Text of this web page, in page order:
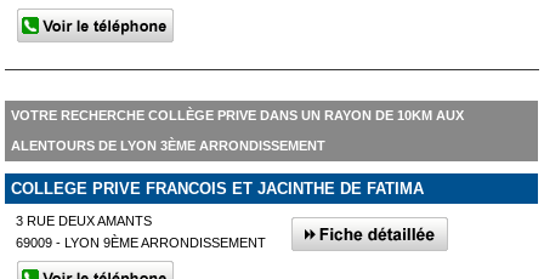
VOTRE RECHERCHE COLLÈGE PRIVE DANS UN RAYON DE 10KM AUX
ALENTOURS DE LYON 3ÈME ARRONDISSEMENT
COLLEGE PRIVE FRANCOIS ET JACINTHE DE FATIMA
3 RUE DEUX AMANTS
69009 - LYON 9ÈME ARRONDISSEMENT